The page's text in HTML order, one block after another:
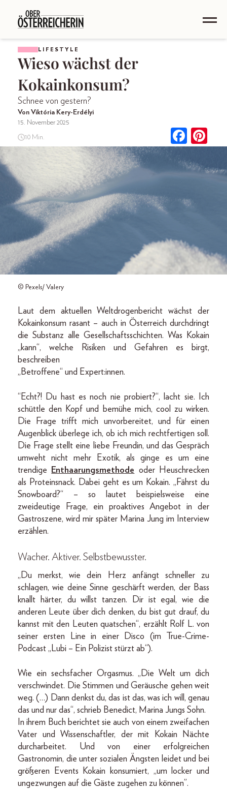
LIFESTYLE
Wieso wächst der
Kokainkonsum?
Schnee von gestern?
Von Viktória Kery-Erdélyi
15. November 2025
10 Min.
© Pexels/ Valery
Laut dem aktuellen Weltdrogenbericht wächst der
Kokainkonsum rasant – auch in Österreich durchdringt
die Substanz alle Gesellschaftsschichten. Was Kokain
„kann“, welche Risiken und Gefahren es birgt,
beschreiben
„Betroffene“ und Expert:innen.
“Echt?! Du hast es noch nie probiert?“, lacht sie. Ich
schüttle den Kopf und bemühe mich, cool zu wirken.
Die Frage trifft mich unvorbereitet, und für einen
Augenblick überlege ich, ob ich mich rechtfertigen soll.
Die Frage stellt eine liebe Freundin, und das Gespräch
umweht nicht mehr Exotik, als ginge es um eine
trendige
Enthaarungsmethode oder Heuschrecken
als Proteinsnack. Dabei geht es um Kokain. „Fährst du
Snowboard?“ – so lautet beispielsweise eine
zweideutige Frage, ein proaktives Angebot in der
Gastroszene, wird mir später Marina Jung im Interview
erzählen.
Wacher. Aktiver. Selbstbewusster.
„Du merkst, wie dein Herz anfängt schneller zu
schlagen, wie deine Sinne geschärft werden, der Bass
knallt härter, du willst tanzen. Dir ist egal, wie die
anderen Leute über dich denken, du bist gut drauf, du
kannst mit den Leuten quatschen“, erzählt Rolf L. von
seiner ersten Line in einer Disco (im True-Crime-
Podcast „Lubi – Ein Polizist stürzt ab“).
Wie ein sechsfacher Orgasmus. „Die Welt um dich
verschwindet. Die Stimmen und Geräusche gehen weit
weg. (…) Dann denkst du, das ist das, was ich will, genau
das und nur das“, schrieb Benedict, Marina Jungs Sohn.
In ihrem Buch berichtet sie auch von einem zweifachen
Vater und Wissenschaftler, der mit Kokain Nächte
durcharbeitet. Und von einer erfolgreichen
Gastronomin, die unter sozialen Ängsten leidet und bei
größeren Events Kokain konsumiert, „um locker und
ungezwungen auf die Gäste zugehen zu können”.